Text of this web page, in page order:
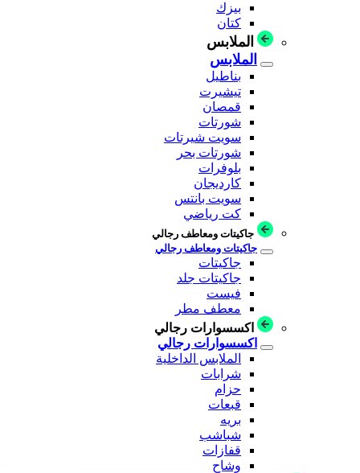
بيزك
كتان
الملابس
الملابس
بناطيل
تيشيرت
قمصان
شورتات
سويت شيرتات
شورتات بحر
بلوفرات
كارديجان
سويت بانتس
كت رياضي
جاكيتات ومعاطف رجالي
جاكيتات ومعاطف رجالي
جاكيتات
جاكيتات جلد
فيست
معطف مطر
اكسسوارات رجالي
اكسسوارات رجالي
الملابس الداخلية
شرابات
حزام
قبعات
بريه
شباشب
قفازات
وشاح